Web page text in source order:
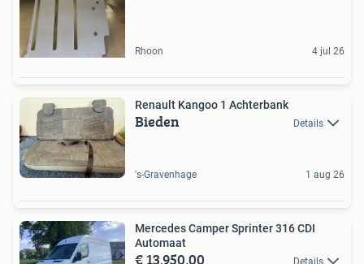
Rhoon 4 jul 26
Renault Kangoo 1 Achterbank
Bieden Details
's-Gravenhage 1 aug 26
Mercedes Camper Sprinter 316 CDI
Automaat
€ 13.950,00 Details